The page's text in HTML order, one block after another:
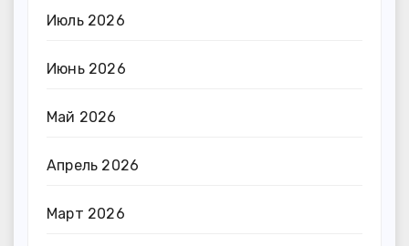
Июль 2026
Июнь 2026
Май 2026
Апрель 2026
Март 2026